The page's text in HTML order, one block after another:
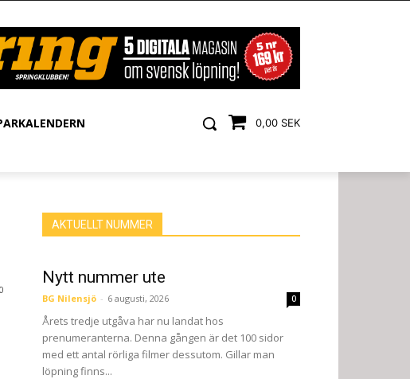
0,00 SEK
0
AKTUELLT NUMMER
Nytt nummer ute
BG Nilensjö - 6 augusti, 2026 0
Årets tredje utgåva har nu landat hos
prenumeranterna. Denna gången är det 100 sidor
med ett antal rörliga filmer dessutom. Gillar man
löpning finns...